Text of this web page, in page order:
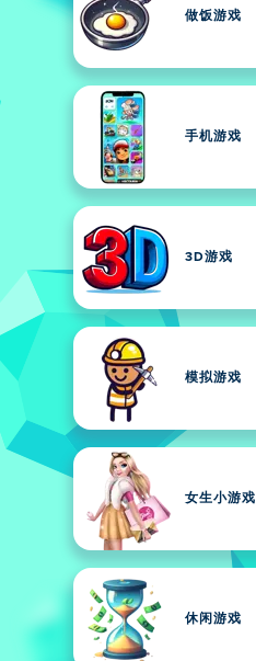
做饭游戏
手机游戏
3D游戏
模拟游戏
女生小游戏
休闲游戏